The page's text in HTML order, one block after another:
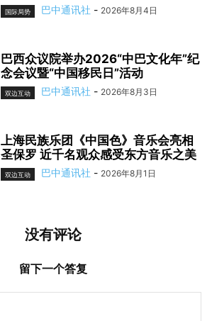
国际局势 巴中通讯社 - 2026年8月4日
巴西众议院举办2026“中巴文化年”纪
念会议暨“中国移民日”活动
双边互动 巴中通讯社 - 2026年8月3日
上海民族乐团《中国色》音乐会亮相
圣保罗 近千名观众感受东方音乐之美
双边互动 巴中通讯社 - 2026年8月1日
没有评论
留下一个答复